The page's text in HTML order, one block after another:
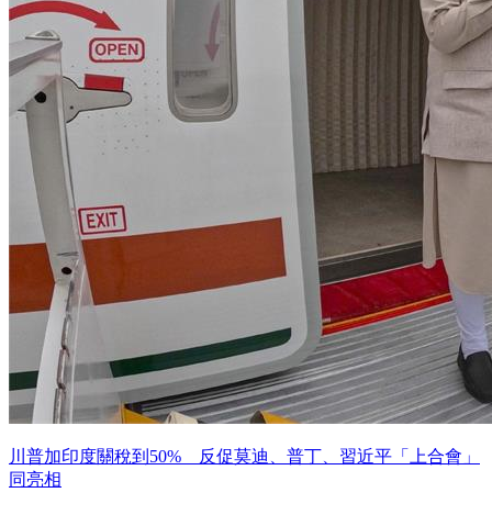
川普加印度關稅到50% 反促莫迪、普丁、習近平「上合會」
同亮相